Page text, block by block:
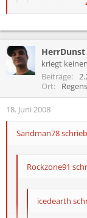
Weil er nie sex
:smt043Stimmt nie
meine Freundin
HerrDunst
kriegt
Beiträge
Ort
18. Juni 2008
Sandman78
Rockzone91
icedearth